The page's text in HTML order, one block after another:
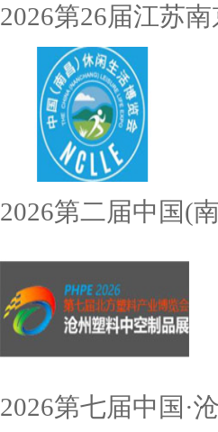
2026第26届江苏
2026第二届中国(
2026第七届中国·